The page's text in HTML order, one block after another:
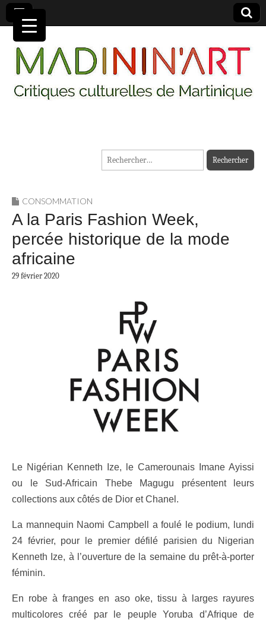
MADININ'ART
Rechercher :
CONSOMMATION
A la Paris Fashion Week,
percée historique de la mode
africaine
29 février 2020
Le Nigérian Kenneth Ize, le Camerounais Imane Ayissi
ou le Sud-Africain Thebe Magugu présentent leurs
collections aux côtés de Dior et Chanel.
La mannequin Naomi Campbell a foulé le podium, lundi
24 février, pour le premier défilé parisien du Nigerian
Kenneth Ize, à l’ouverture de la semaine du prêt-à-porter
féminin.
En robe à franges en aso oke, tissu à larges rayures
multicolores créé par le peuple Yoruba d’Afrique de